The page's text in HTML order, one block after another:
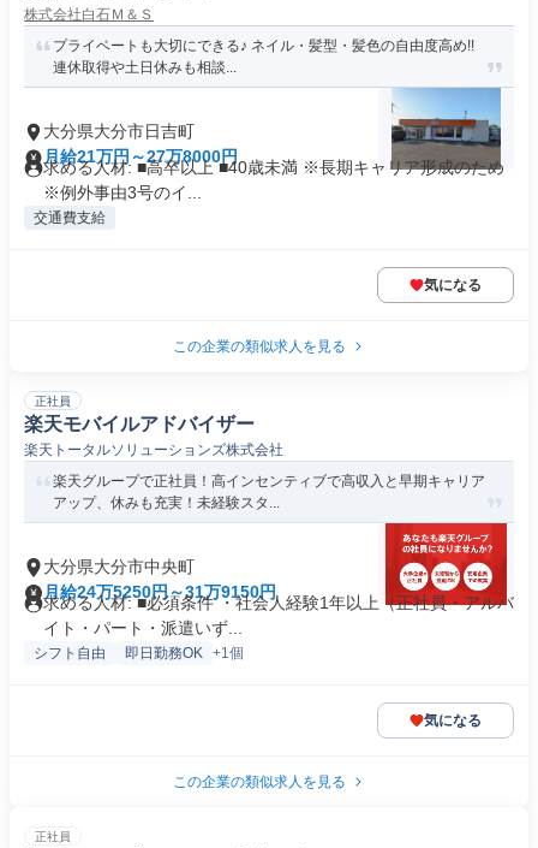
株式会社白石Ｍ＆Ｓ
プライベートも大切にできる♪ ネイル・髪型・髪色の自由度高め!!
連休取得や土日休みも相談...
大分県大分市日吉町
月給21万円～27万8000円
求める人材: ■高卒以上 ■40歳未満 ※長期キャリア形成のため
※例外事由3号のイ...
交通費支給
気になる
この企業の類似求人を見る
正社員
楽天モバイルアドバイザー
楽天トータルソリューションズ株式会社
楽天グループで正社員！高インセンティブで高収入と早期キャリア
アップ、休みも充実！未経験スタ...
大分県大分市中央町
月給24万5250円～31万9150円
求める人材: ■必須条件 ・社会人経験1年以上（正社員・アルバ
イト・パート・派遣いず...
シフト自由 即日勤務OK +1個
気になる
この企業の類似求人を見る
正社員